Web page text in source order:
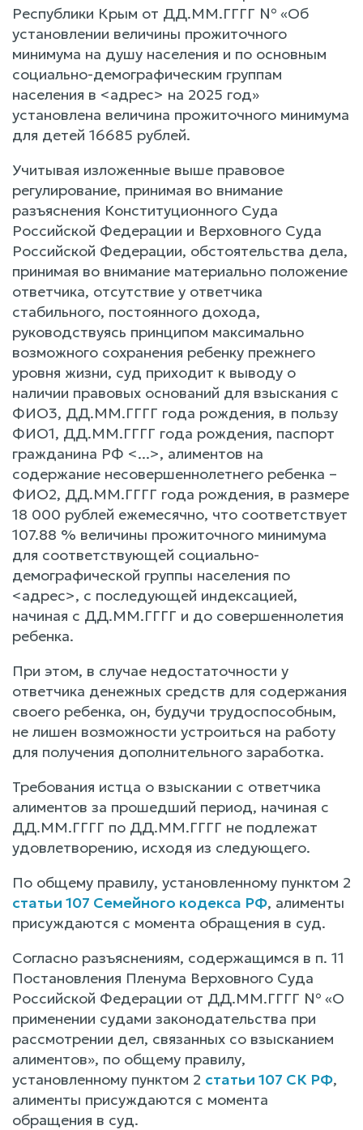
Республики Крым от ДД.ММ.ГГГГ № «Об
установлении величины прожиточного
минимума на душу населения и по основным
социально-демографическим группам
населения в <адрес> на 2025 год»
установлена величина прожиточного минимума
для детей 16685 рублей.
Учитывая изложенные выше правовое
регулирование, принимая во внимание
разъяснения Конституционного Суда
Российской Федерации и Верховного Суда
Российской Федерации, обстоятельства дела,
принимая во внимание материально положение
ответчика, отсутствие у ответчика
стабильного, постоянного дохода,
руководствуясь принципом максимально
возможного сохранения ребенку прежнего
уровня жизни, суд приходит к выводу о
наличии правовых оснований для взыскания с
ФИО3, ДД.ММ.ГГГГ года рождения, в пользу
ФИО1, ДД.ММ.ГГГГ года рождения, паспорт
гражданина РФ <...>, алиментов на
содержание несовершеннолетнего ребенка –
ФИО2, ДД.ММ.ГГГГ года рождения, в размере
18 000 рублей ежемесячно, что соответствует
107.88 % величины прожиточного минимума
для соответствующей социально-
демографической группы населения по
<адрес>, с последующей индексацией,
начиная с ДД.ММ.ГГГГ и до совершеннолетия
ребенка.
При этом, в случае недостаточности у
ответчика денежных средств для содержания
своего ребенка, он, будучи трудоспособным,
не лишен возможности устроиться на работу
для получения дополнительного заработка.
Требования истца о взыскании с ответчика
алиментов за прошедший период, начиная с
ДД.ММ.ГГГГ по ДД.ММ.ГГГГ не подлежат
удовлетворению, исходя из следующего.
По общему правилу, установленному пунктом 2
статьи 107 Семейного кодекса РФ, алименты
присуждаются с момента обращения в суд.
Согласно разъяснениям, содержащимся в п. 11
Постановления Пленума Верховного Суда
Российской Федерации от ДД.ММ.ГГГГ № «О
применении судами законодательства при
рассмотрении дел, связанных со взысканием
алиментов», по общему правилу,
установленному пунктом 2 статьи 107 СК РФ,
алименты присуждаются с момента
обращения в суд.